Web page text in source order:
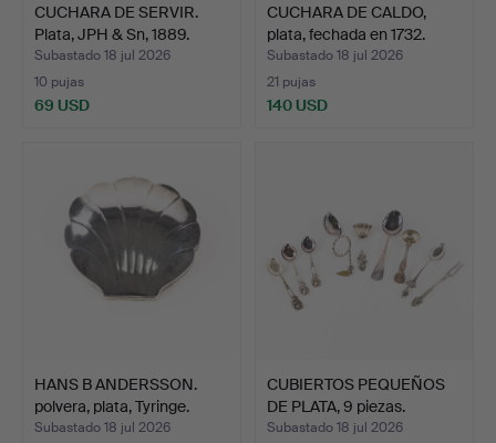
CUCHARA DE SERVIR.
Plata, JPH & Sn, 1889.
Subastado 18 jul 2026
10 pujas
69 USD
CUCHARA DE CALDO,
plata, fechada en 1732.
Subastado 18 jul 2026
21 pujas
140 USD
HANS B ANDERSSON.
polvera, plata, Tyringe.
Subastado 18 jul 2026
CUBIERTOS PEQUEÑOS
DE PLATA, 9 piezas.
Subastado 18 jul 2026